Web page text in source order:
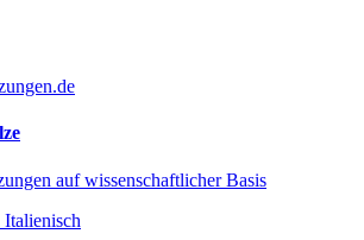
auf wissenschaftlicher Basis